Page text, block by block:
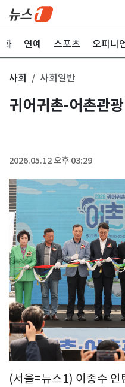
화 연예 스포츠 오피니
사회 사회일반
귀어귀촌-어촌관
2026.05.12 오후 03:29
(서울=뉴스1) 이종수